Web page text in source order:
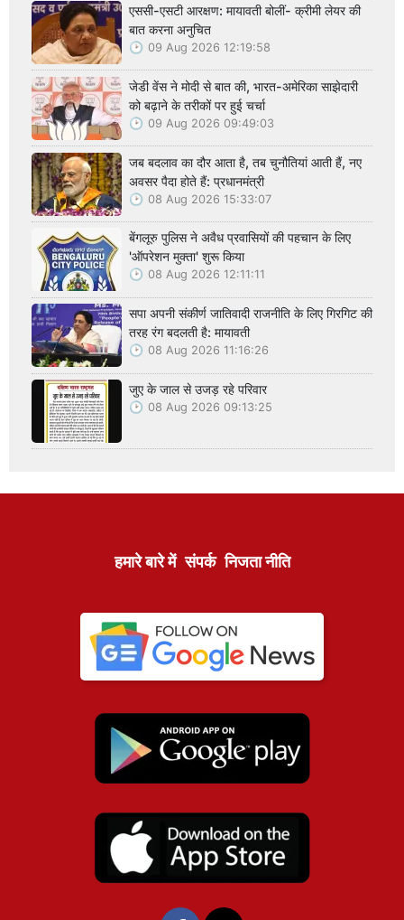
एससी-एसटी आरक्षण: मायावती बोलीं- क्रीमी लेयर की
बात करना अनुचित
09 Aug 2026 12:19:58
जेडी वेंस ने मोदी से बात की, भारत-अमेरिका साझेदारी
को बढ़ाने के तरीकों पर हुई चर्चा
09 Aug 2026 09:49:03
जब बदलाव का दौर आता है, तब चुनौतियां आती हैं, नए
अवसर पैदा होते हैं: प्रधानमंत्री
08 Aug 2026 15:33:07
बेंगलूरु पुलिस ने अवैध प्रवासियों की पहचान के लिए
'ऑपरेशन मुक्ता' शुरू किया
08 Aug 2026 12:11:11
सपा अपनी संकीर्ण जातिवादी राजनीति के लिए गिरगिट की
तरह रंग बदलती है: मायावती
08 Aug 2026 11:16:26
जुए के जाल से उजड़ रहे परिवार
08 Aug 2026 09:13:25
हमारे बारे में संपर्क निजता नीति